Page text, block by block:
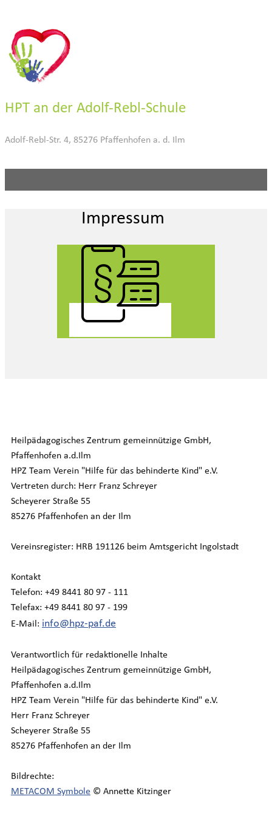
HPT an der Adolf-Rebl-Schule
Adolf-Rebl-Str. 4, 85276 Pfaffenhofen a. d. Ilm
Impressum
Heilpädagogisches Zentrum gemeinnützige GmbH,
Pfaffenhofen a.d.Ilm
HPZ Team Verein "Hilfe für das behinderte Kind" e.V.
Vertreten durch: Herr Franz Schreyer
Scheyerer Straße 55
85276 Pfaffenhofen an der Ilm
Vereinsregister: HRB 191126 beim Amtsgericht Ingolstadt
Kontakt
Telefon: +49 8441 80 97 - 111
Telefax: +49 8441 80 97 - 199
E-Mail: info@hpz-paf.de
Verantwortlich für redaktionelle Inhalte
Heilpädagogisches Zentrum gemeinnützige GmbH,
Pfaffenhofen a.d.Ilm
HPZ Team Verein "Hilfe für das behinderte Kind" e.V.
Herr Franz Schreyer
Scheyerer Straße 55
85276 Pfaffenhofen an der Ilm
Bildrechte:
METACOM Symbole © Annette Kitzinger